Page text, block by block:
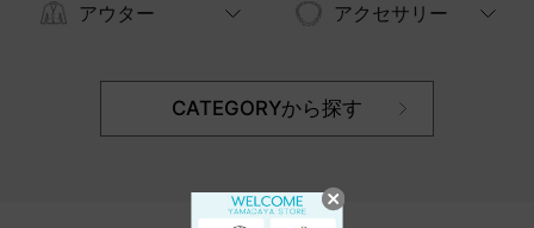
アウター アクセサリー
CATEGORYから探す